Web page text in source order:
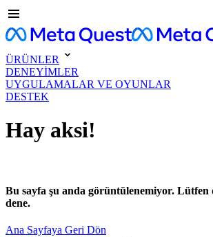
ÜRÜNLER
DENEYİMLER
UYGULAMALAR VE OYUNLAR
DESTEK
Hay aksi!
Bu sayfa şu anda görüntülenemiyor.
dene.
Ana Sayfaya Geri Dön